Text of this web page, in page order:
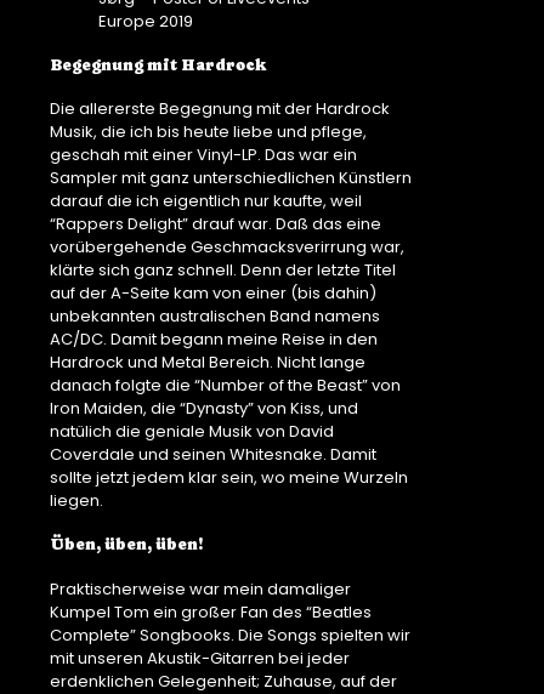
Europe 2019
Begegnung mit Hardrock
Die allererste Begegnung mit der Hardrock
Musik, die ich bis heute liebe und pflege,
geschah mit einer Vinyl-LP. Das war ein
Sampler mit ganz unterschiedlichen Künstlern
darauf die ich eigentlich nur kaufte, weil
“Rappers Delight” drauf war. Daß das eine
vorübergehende Geschmacksverirrung war,
klärte sich ganz schnell. Denn der letzte Titel
auf der A-Seite kam von einer (bis dahin)
unbekannten australischen Band namens
AC/DC. Damit begann meine Reise in den
Hardrock und Metal Bereich. Nicht lange
danach folgte die “Number of the Beast” von
Iron Maiden, die “Dynasty” von Kiss, und
natülich die geniale Musik von David
Coverdale und seinen Whitesnake. Damit
sollte jetzt jedem klar sein, wo meine Wurzeln
liegen.
Üben, üben, üben!
Praktischerweise war mein damaliger
Kumpel Tom ein großer Fan des “Beatles
Complete” Songbooks. Die Songs spielten wir
mit unseren Akustik-Gitarren bei jeder
erdenklichen Gelegenheit; Zuhause, auf der